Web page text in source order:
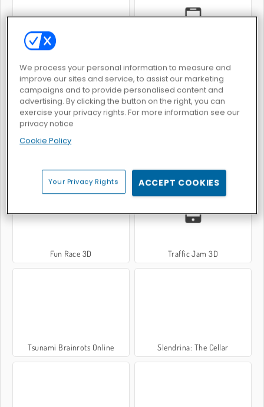
Crazy Traffic Racer GTA: Grand Vegas Crime
Fun Race 3D Traffic Jam 3D
Tsunami Brainrots Online Slendrina: The Cellar
We process your personal information to measure and
improve our sites and service, to assist our marketing
campaigns and to provide personalised content and
advertising. By clicking the button on the right, you can
exercise your privacy rights. For more information see our
privacy notice
Cookie Policy
Your Privacy Rights ACCEPT COOKIES